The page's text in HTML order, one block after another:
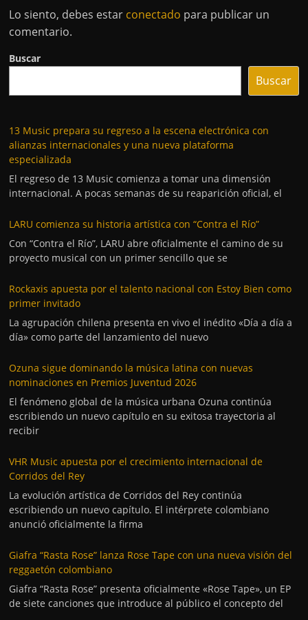
Lo siento, debes estar conectado para publicar un
comentario.
Buscar
Buscar
13 Music prepara su regreso a la escena electrónica con
alianzas internacionales y una nueva plataforma
especializada
El regreso de 13 Music comienza a tomar una dimensión
internacional. A pocas semanas de su reaparición oficial, el
LARU comienza su historia artística con “Contra el Río”
Con “Contra el Río”, LARU abre oficialmente el camino de su
proyecto musical con un primer sencillo que se
Rockaxis apuesta por el talento nacional con Estoy Bien como
primer invitado
La agrupación chilena presenta en vivo el inédito «Día a día a
día» como parte del lanzamiento del nuevo
Ozuna sigue dominando la música latina con nuevas
nominaciones en Premios Juventud 2026
El fenómeno global de la música urbana Ozuna continúa
escribiendo un nuevo capítulo en su exitosa trayectoria al
recibir
VHR Music apuesta por el crecimiento internacional de
Corridos del Rey
La evolución artística de Corridos del Rey continúa
escribiendo un nuevo capítulo. El intérprete colombiano
anunció oficialmente la firma
Giafra “Rasta Rose” lanza Rose Tape con una nueva visión del
reggaetón colombiano
Giafra “Rasta Rose” presenta oficialmente «Rose Tape», un EP
de siete canciones que introduce al público el concepto del